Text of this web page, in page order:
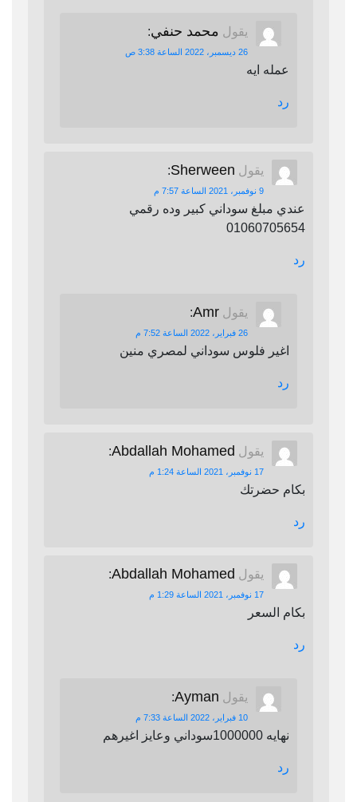
يقول محمد حنفي:
26 ديسمبر، 2022 الساعة 3:38 ص
عمله ايه
رد
يقول Sherween
:
9 نوفمبر، 2021 الساعة 7:57 م
عندي مبلغ سوداني كبير وده رقمي
01060705654
رد
يقول Amr
:
26 فبراير، 2022 الساعة 7:52 م
اغير فلوس سوداني لمصري منين
رد
يقول Abdallah Mohamed
:
17 نوفمبر، 2021 الساعة 1:24 م
بكام حضرتك
رد
يقول Abdallah Mohamed
:
17 نوفمبر، 2021 الساعة 1:29 م
بكام السعر
رد
يقول Ayman
:
10 فبراير، 2022 الساعة 7:33 م
نهايه 1000000سوداني وعايز اغيرهم
رد